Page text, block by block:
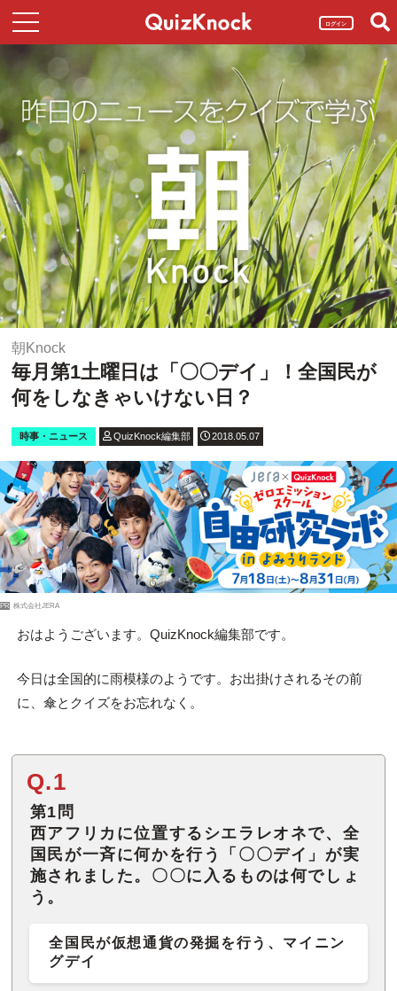
ログイン
朝Knock
毎月第1土曜日は「〇〇デイ」！全国民が
何をしなきゃいけない日？
時事・ニュース QuizKnock編集部 2018.05.07
PR 株式会社JERA
おはようございます。QuizKnock編集部です。
今日は全国的に雨模様のようです。お出掛けされるその前
に、傘とクイズをお忘れなく。
Q.1
第1問
西アフリカに位置するシエラレオネで、全
国民が一斉に何かを行う「〇〇デイ」が実
施されました。〇〇に入るものは何でしょ
う。
全国民が仮想通貨の発掘を行う、マイニン
グデイ